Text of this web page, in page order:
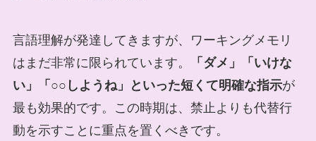
言語理解が発達してきますが、ワーキングメモリ
はまだ非常に限られています。
「ダメ」「いけな
い」「○○しようね」といった短くて明確な指示が
最も効果的です。この時期は、禁止よりも代替行
動を示すことに重点を置くべきです。